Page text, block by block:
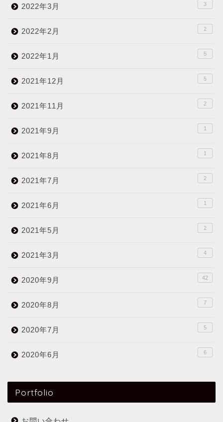
2022年3月 3
2022年2月 2
2022年1月 5
2021年12月 5
2021年11月 2
2021年9月 1
2021年8月 1
2021年7月 2
2021年6月 1
2021年5月 2
2021年3月 4
2020年9月 42
2020年8月 7
2020年7月 5
2020年6月 6
Portfolio